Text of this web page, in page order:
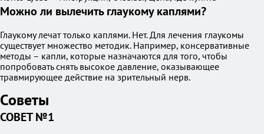
Можно ли вылечить глаукому каплями?
Глаукому лечат только каплями. Нет. Для лечения глаукомы
существует множество методик. Например, консервативные
методы – капли, которые назначаются для того, чтобы
попробовать снять высокое давление, оказывающее
травмирующее действие на зрительный нерв.
Советы
СОВЕТ №1